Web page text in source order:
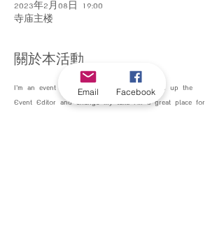
2023年2月08日 19:00
寺庙主楼
關於本活動
I’m an event description. Click here to open up the
Event Editor and change my text. I’m a great place for
Email Facebook